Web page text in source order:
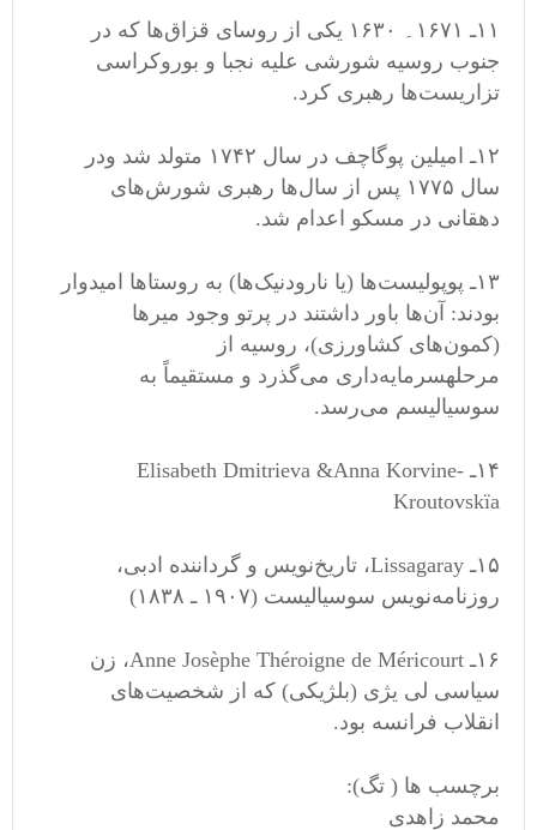
۱۱ـ ۱۶۷۱۔ ۱۶۳۰ یکی از روسای قزاق
ها که در
جنوب روسیه شورشی علیه نجبا و بوروکراسی
تزاریستها رهبری کرد.
۱۲ـ امیلین پوگاچف در سال ۱۷۴۲ متولد شد ودر
سال ۱۷۷۵ پس از سال
ها رهبری شورشهای
دهقانی در مسکو اعدام شد.
۱۳ـ پوپولیست ها (یا نارودنیکها) به روستاها امیدوار
بودند: آنها باور داشتند در پرتو وجود میرها
(کمونهای کشاورزی)، روسیه از
مرحلهسرمایهداری میگذرد و مستقیماً به
سوسیالیسم میرسد.
۱۴ـ Elisabeth Dmitrieva &Anna Korvine-
Kroutovskïa
۱۵ـ Lissagaray ، تاریخنویس و گرداننده ادبی،
روزنامهنویس سوسیالیست (۱۹۰۷ ـ ۱۸۳۸ )
۱۶ـ Anne Josèphe Théroigne de Méricourt ، زن
سیاسی لی یژی (بلژیکی) که از شخصیتهای
انقلاب فرانسه بود.
برچسب ها ( تگ):
محمد زاهدی